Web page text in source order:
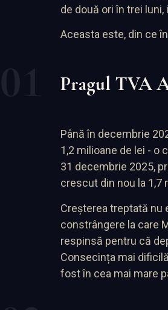
de două ori în trei
Aceasta este, din ce
Pragul TVA
Până în decembrie
1,2 milioane de lei - o
31 decembrie 2025,
crescut din nou la 1,7
Creșterea treptată nu
constrângere la care
respinsă pentru că
Consecința mai
fost în cea mai mare